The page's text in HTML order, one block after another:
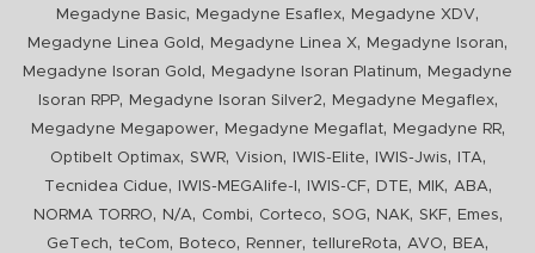
Megadyne Basic, Megadyne Esaflex, Megadyne XDV,
Megadyne Linea Gold , Megadyne Linea X, Megadyne Isoran,
Megadyne Isoran Gold , Megadyne Isoran Platinum,
Megadyne
Isoran RPP, Megadyne Isoran Silver2, Megadyne Megaflex,
Megadyne Megapower, Megadyne Megaflat, Megadyne RR,
Optibelt Optimax, SWR, Vision, IWIS-Elite, IWIS-Jwis, ITA,
Tecnidea Cidue, IWIS-MEGAlife-I , IWIS-CF, DTE, MIK, ABA,
NORMA TORRO, N/A, Combi, Corteco, SOG, NAK, SKF, Emes,
GeTech, teCom, Boteco, Renner, tellureRota, AVO, BEA,